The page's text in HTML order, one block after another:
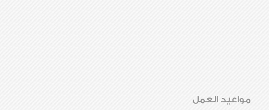
مواعيد العمل